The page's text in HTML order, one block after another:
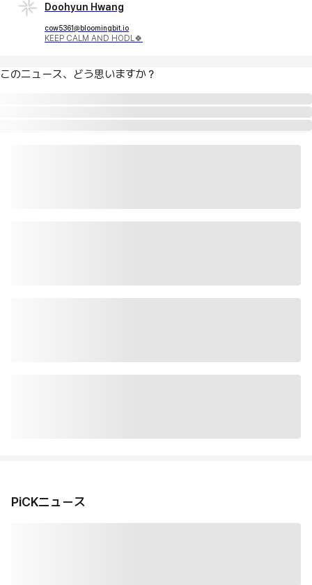
Doohyun Hwang
cow5361@bloomingbit.io
KEEP CALM AND HODL🍀
このニュース、どう思いますか？
PiCKニュース